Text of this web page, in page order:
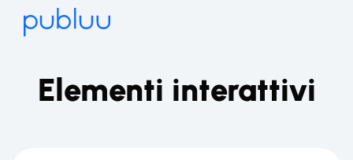
Elementi interattivi